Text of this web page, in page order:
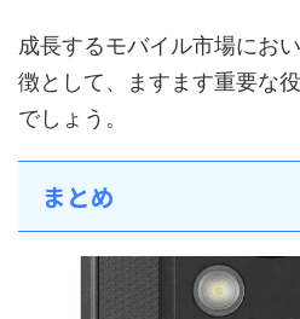
成長するモバイル市場にお
徴として、ますます重要な
でしょう。
まとめ